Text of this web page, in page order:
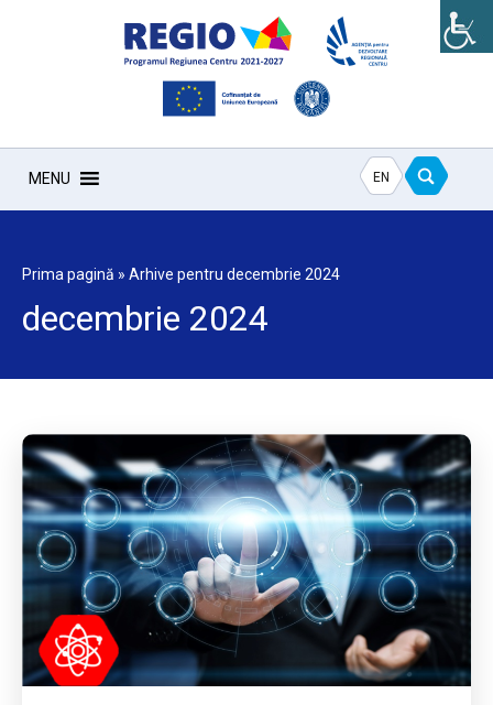
MENU EN
Prima pagină » Arhive pentru decembrie 2024
decembrie 2024